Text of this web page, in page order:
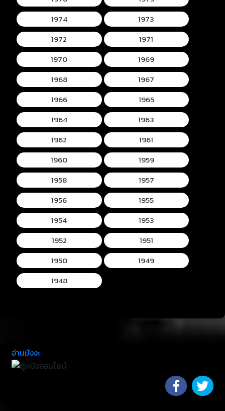
1974
1973
1972
1971
1970
1969
1968
1967
1966
1965
1964
1963
1962
1961
1960
1959
1958
1957
1956
1955
1954
1953
1952
1951
1950
1949
1948
อ่านมังงะ